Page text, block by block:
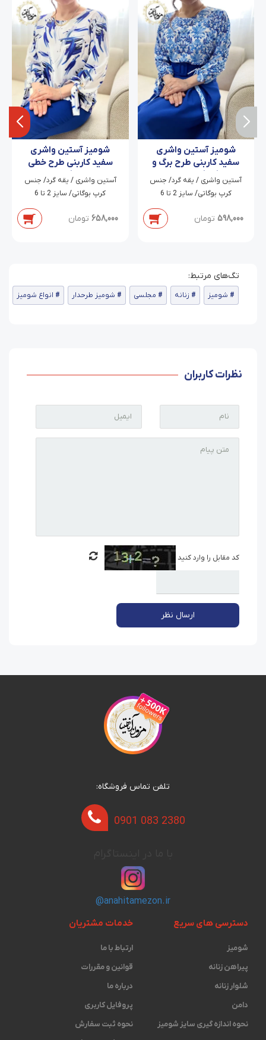
شومیز آستین واشری
سفید کاربنی طرح برگ و
گلبرگ ملیسا
آستین واشری / یقه گرد/ جنس
کرپ بوگاتی/ سایز 2 تا 6
598,000 تومان
شومیز آستین واشری
سفید کاربنی طرح خطی
آبرنگی آرا
آستین واشری / یقه گرد/ جنس
کرپ بوگاتی/ سایز 2 تا 6
658,000 تومان
شومیز زنانه مجلسی شومیز طرحدار انواع شومیز
نظرات کاربران
کد مقابل را وارد کنید
ارسال نظر
تلفن تماس فروشگاه:
0901 083 2380
@anahitamezon.ir
دسترسی های سریع
شومیز
پیراهن زنانه
شلوار زنانه
دامن
نحوه اندازه گیری ‫سایز شومیز
خدمات مشتریان
ارتباط با ما
قوانین و مقررات
درباره ما
پروفایل کاربری
نحوه ثبت سفارش